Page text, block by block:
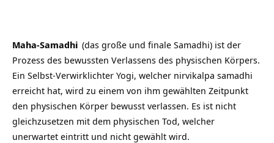
Maha-Samadhi (das große und finale Samadhi) ist der
Prozess des bewussten Verlassens des physischen Körpers.
Ein Selbst-Verwirklichter Yogi, welcher nirvikalpa samadhi
erreicht hat, wird zu einem von ihm gewählten Zeitpunkt
den physischen Körper bewusst verlassen. Es ist nicht
gleichzusetzen mit dem physischen Tod, welcher
unerwartet eintritt und nicht gewählt wird.